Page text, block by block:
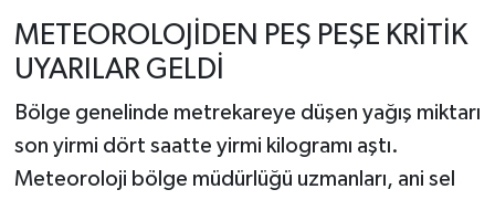
METEOROLOJİDEN PEŞ PEŞE KRİTİK
UYARILAR GELDİ
Bölge genelinde metrekareye düşen yağış miktarı
son yirmi dört saatte yirmi kilogramı aştı.
Meteoroloji bölge müdürlüğü uzmanları, ani sel